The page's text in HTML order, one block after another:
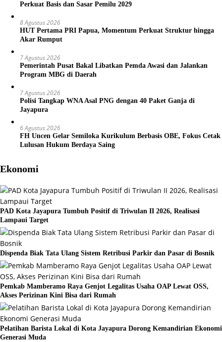
Perkuat Basis dan Sasar Pemilu 2029
8 Agustus 2026
HUT Pertama PRI Papua, Momentum Perkuat Struktur hingga
Akar Rumput
7 Agustus 2026
Pemerintah Pusat Bakal Libatkan Pemda Awasi dan Jalankan
Program MBG di Daerah
7 Agustus 2026
Polisi Tangkap WNA Asal PNG dengan 40 Paket Ganja di
Jayapura
6 Agustus 2026
FH Uncen Gelar Semiloka Kurikulum Berbasis OBE, Fokus Cetak
Lulusan Hukum Berdaya Saing
Ekonomi
PAD Kota Jayapura Tumbuh Positif di Triwulan II 2026, Realisasi
Lampaui Target
Dispenda Biak Tata Ulang Sistem Retribusi Parkir dan Pasar di Bosnik
Pemkab Mamberamo Raya Genjot Legalitas Usaha OAP Lewat OSS,
Akses Perizinan Kini Bisa dari Rumah
Pelatihan Barista Lokal di Kota Jayapura Dorong Kemandirian Ekonomi
Generasi Muda